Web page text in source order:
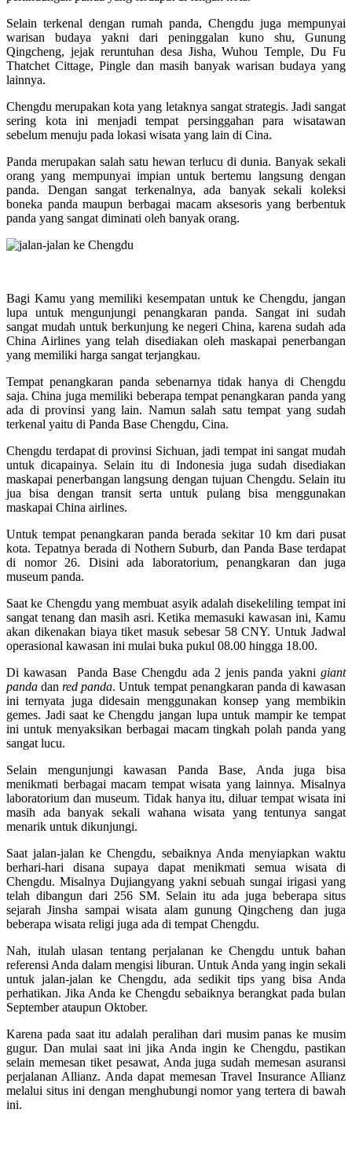
Selain terkenal dengan rumah panda, Chengdu juga mempunyai
warisan budaya yakni dari peninggalan kuno shu, Gunung
Qingcheng, jejak reruntuhan desa Jisha, Wuhou Temple, Du Fu
Thatchet Cittage, Pingle dan masih banyak warisan budaya yang
lainnya.
Chengdu merupakan kota yang letaknya sangat strategis. Jadi sangat
sering kota ini menjadi tempat persinggahan para wisatawan
sebelum menuju pada lokasi wisata yang lain di Cina.
Panda merupakan salah satu hewan terlucu di dunia. Banyak sekali
orang yang mempunyai impian untuk bertemu langsung dengan
panda. Dengan sangat terkenalnya, ada banyak sekali koleksi
boneka panda maupun berbagai macam aksesoris yang berbentuk
panda yang sangat diminati oleh banyak orang.
Bagi Kamu yang memiliki kesempatan untuk ke Chengdu, jangan
lupa untuk mengunjungi penangkaran panda. Sangat ini sudah
sangat mudah untuk berkunjung ke negeri China, karena sudah ada
China Airlines yang telah disediakan oleh maskapai penerbangan
yang memiliki harga sangat terjangkau.
Tempat penangkaran panda sebenarnya tidak hanya di Chengdu
saja. China juga memiliki beberapa tempat penangkaran panda yang
ada di provinsi yang lain. Namun salah satu tempat yang sudah
terkenal yaitu di Panda Base Chengdu, Cina.
Chengdu terdapat di provinsi Sichuan, jadi tempat ini sangat mudah
untuk dicapainya. Selain itu di Indonesia juga sudah disediakan
maskapai penerbangan langsung dengan tujuan Chengdu. Selain itu
jua bisa dengan transit serta untuk pulang bisa menggunakan
maskapai China airlines.
Untuk tempat penangkaran panda berada sekitar 10 km dari pusat
kota. Tepatnya berada di Nothern Suburb, dan Panda Base terdapat
di nomor 26. Disini ada laboratorium, penangkaran dan juga
museum panda.
Saat ke Chengdu yang membuat asyik adalah disekeliling tempat ini
sangat tenang dan masih asri. Ketika memasuki kawasan ini, Kamu
akan dikenakan biaya tiket masuk sebesar 58 CNY. Untuk Jadwal
operasional kawasan ini mulai buka pukul 08.00 hingga 18.00.
Di kawasan Panda Base Chengdu ada 2 jenis panda yakni giant
panda danred panda. Untuk tempat penangkaran panda di kawasan
ini ternyata juga didesain menggunakan konsep yang membikin
gemes. Jadi saat ke Chengdu jangan lupa untuk mampir ke tempat
ini untuk menyaksikan berbagai macam tingkah polah panda yang
sangat lucu.
Selain mengunjungi kawasan Panda Base, Anda juga bisa
menikmati berbagai macam tempat wisata yang lainnya. Misalnya
laboratorium dan museum. Tidak hanya itu, diluar tempat wisata ini
masih ada banyak sekali wahana wisata yang tentunya sangat
menarik untuk dikunjungi.
Saat jalan-jalan ke Chengdu, sebaiknya Anda menyiapkan waktu
berhari-hari disana supaya dapat menikmati semua wisata di
Chengdu. Misalnya Dujiangyang yakni sebuah sungai irigasi yang
telah dibangun dari 256 SM. Selain itu ada juga beberapa situs
sejarah Jinsha sampai wisata alam gunung Qingcheng dan juga
beberapa wisata religi juga ada di tempat Chengdu.
Nah, itulah ulasan tentang perjalanan ke Chengdu untuk bahan
referensi Anda dalam mengisi liburan. Untuk Anda yang ingin sekali
untuk jalan-jalan ke Chengdu, ada sedikit tips yang bisa Anda
perhatikan. Jika Anda ke Chengdu sebaiknya berangkat pada bulan
September ataupun Oktober.
Karena pada saat itu adalah peralihan dari musim panas ke musim
gugur. Dan mulai saat ini jika Anda ingin ke Chengdu, pastikan
selain memesan tiket pesawat, Anda juga sudah memesan asuransi
perjalanan Allianz. Anda dapat memesan Travel Insurance Allianz
melalui situs ini dengan menghubungi nomor yang tertera di bawah
ini.